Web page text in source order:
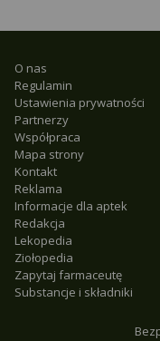
O nas
Regulamin
Ustawienia prywatności
Partnerzy
Współpraca
Mapa strony
Kontakt
Reklama
Informacje dla aptek
Redakcja
Lekopedia
Ziołopedia
Zapytaj farmaceutę
Substancje i składniki